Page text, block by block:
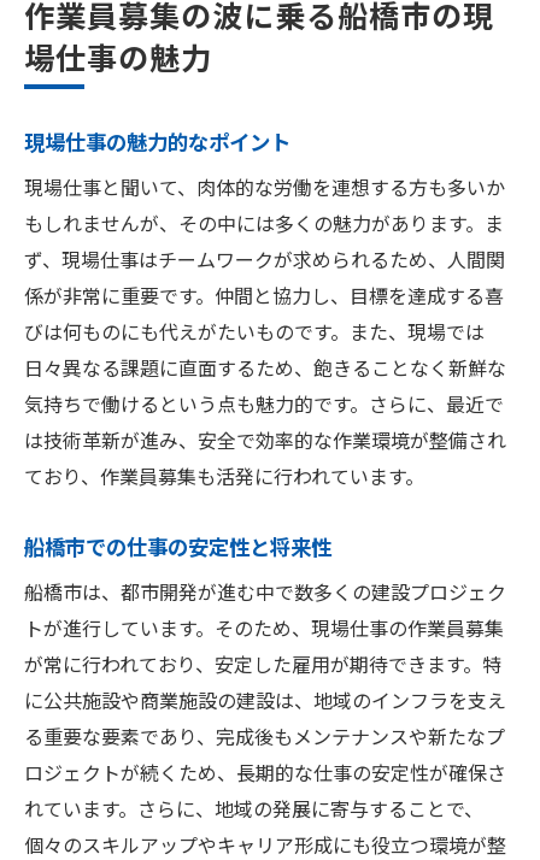
作業員募集の波に乗る船橋市の現
場仕事の魅力
現場仕事の魅力的なポイント
現場仕事と聞いて、肉体的な労働を連想する方も多いか
もしれませんが、その中には多くの魅力があります。ま
ず、現場仕事はチームワークが求められるため、人間関
係が非常に重要です。仲間と協力し、目標を達成する喜
びは何ものにも代えがたいものです。また、現場では
日々異なる課題に直面するため、飽きることなく新鮮な
気持ちで働けるという点も魅力的です。さらに、最近で
は技術革新が進み、安全で効率的な作業環境が整備され
ており、作業員募集も活発に行われています。
船橋市での仕事の安定性と将来性
船橋市は、都市開発が進む中で数多くの建設プロジェク
トが進行しています。そのため、現場仕事の作業員募集
が常に行われており、安定した雇用が期待できます。特
に公共施設や商業施設の建設は、地域のインフラを支え
る重要な要素であり、完成後もメンテナンスや新たなプ
ロジェクトが続くため、長期的な仕事の安定性が確保さ
れています。さらに、地域の発展に寄与することで、
個々のスキルアップやキャリア形成にも役立つ環境が整